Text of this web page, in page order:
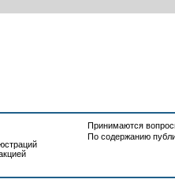
Принимаются
По содержанию